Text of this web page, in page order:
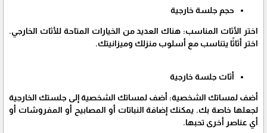
حجم جلسة خارجية
اختر الأثاث المناسب: هناك العديد من الخيارات المتاحة للأثاث الخارجي.
اختر أثاثًا يتناسب مع أسلوب منزلك وميزانيتك.
أثاث جلسة خارجية
أضف لمساتك الشخصية: أضف لمساتك الشخصية إلى جلستك الخارجية
لجعلها خاصة بك. يمكنك إضافة النباتات أو المصابيح أو المفروشات أو
أي عناصر أخرى تحبها.